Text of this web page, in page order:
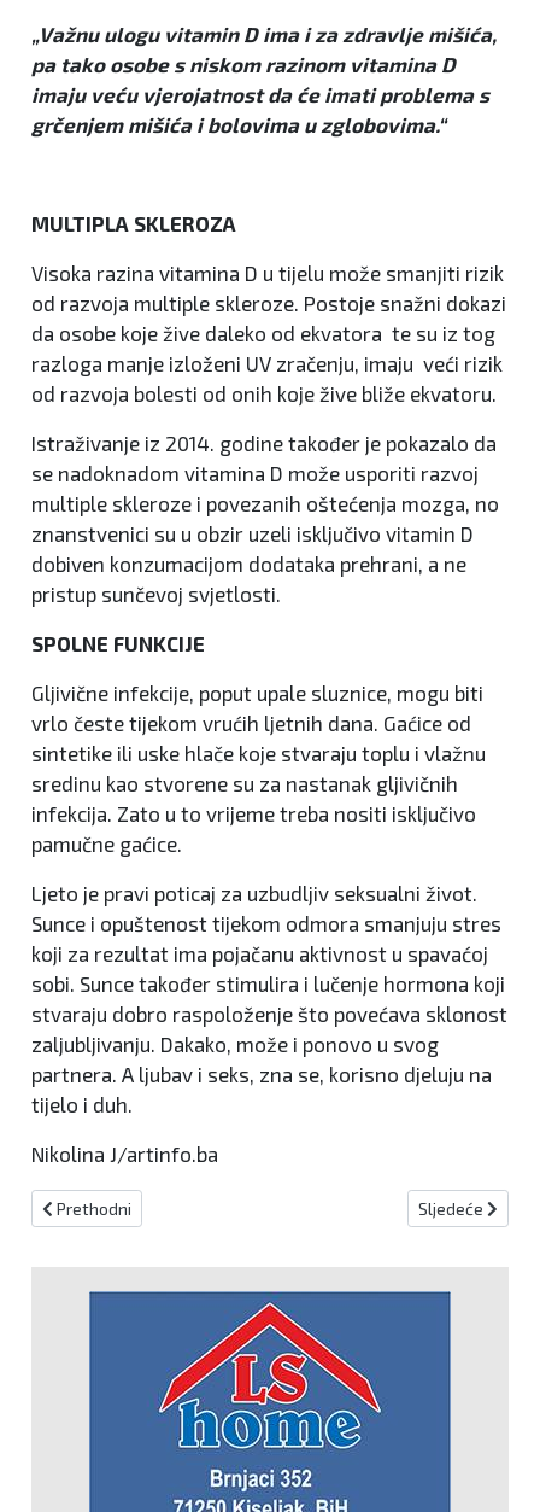
„Važnu ulogu vitamin D ima i za zdravlje mišića,
pa tako osobe s niskom razinom vitamina D
imaju veću vjerojatnost da će imati problema s
grčenjem mišića i bolovima u zglobovima.“
MULTIPLA SKLEROZA
Visoka razina vitamina D u tijelu može smanjiti rizik
od razvoja multiple skleroze. Postoje snažni dokazi
da osobe koje žive daleko od ekvatora te su iz tog
razloga manje izloženi UV zračenju, imaju veći rizik
od razvoja bolesti od onih koje žive bliže ekvatoru.
Istraživanje iz 2014. godine također je pokazalo da
se nadoknadom vitamina D može usporiti razvoj
multiple skleroze i povezanih oštećenja mozga, no
znanstvenici su u obzir uzeli isključivo vitamin D
dobiven konzumacijom dodataka prehrani, a ne
pristup sunčevoj svjetlosti.
SPOLNE FUNKCIJE
Gljivične infekcije, poput upale sluznice, mogu biti
vrlo česte tijekom vrućih ljetnih dana. Gaćice od
sintetike ili uske hlače koje stvaraju toplu i vlažnu
sredinu kao stvorene su za nastanak gljivičnih
infekcija. Zato u to vrijeme treba nositi isključivo
pamučne gaćice.
Ljeto je pravi poticaj za uzbudljiv seksualni život.
Sunce i opuštenost tijekom odmora smanjuju stres
koji za rezultat ima pojačanu aktivnost u spavaćoj
sobi. Sunce također stimulira i lučenje hormona koji
stvaraju dobro raspoloženje što povećava sklonost
zaljubljivanju. Dakako, može i ponovo u svog
partnera. A ljubav i seks, zna se, korisno djeluju na
tijelo i duh.
Nikolina J/artinfo.ba
Prethodni članak: Uskrsne pisanice kao prava mala umjetnička
Prethodni Sljedeći
Sljedeće